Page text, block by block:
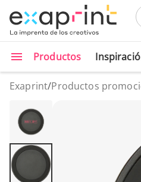
Productos
Exaprint/Productos